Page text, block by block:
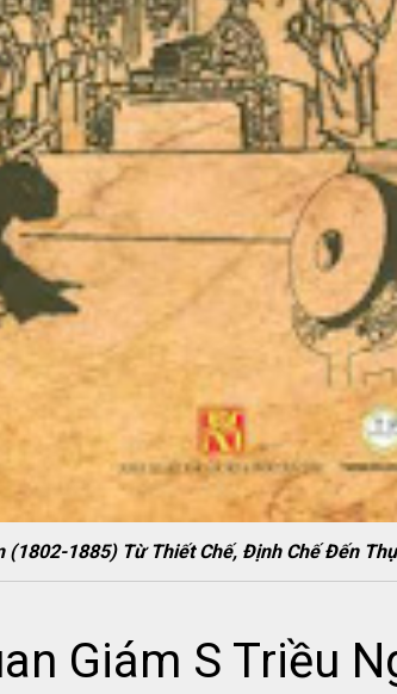
(1802-1885) Từ Thiết Chế, Định Chế Đến
Giám S Triều